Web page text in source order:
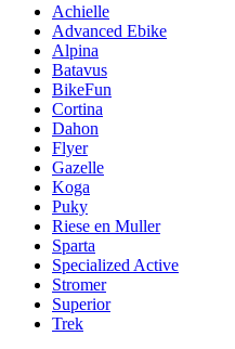
Achielle
Advanced Ebike
Alpina
Batavus
BikeFun
Cortina
Dahon
Flyer
Gazelle
Koga
Puky
Riese en Muller
Sparta
Specialized Active
Stromer
Superior
Trek